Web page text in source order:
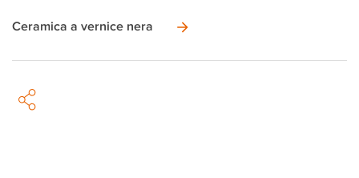
Ceramica a vernice nera